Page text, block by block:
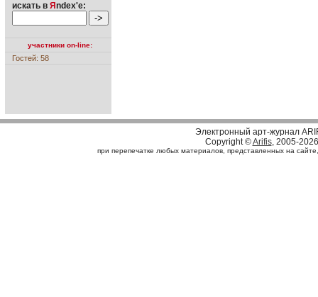
искать в Я ndex'е:
участники on-line:
Гостей: 58
Электронный арт-журнал
Copyright ©Arifis, 2005-2026
при перепечатке любых материалов, представленных на